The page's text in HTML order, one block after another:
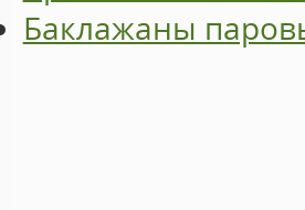
Баклажаны